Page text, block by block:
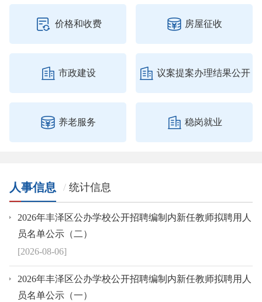
 价格和收费  房屋征收
 市政建设  议案提案办理结果公开
 养老服务  稳岗就业
人事信息 统计信息
[2026-08-06]
2026年丰泽区公办学校公开招聘编制内新任教师拟聘用人
员名单公示（二）
2026年丰泽区公办学校公开招聘编制内新任教师拟聘用人
员名单公示（一）